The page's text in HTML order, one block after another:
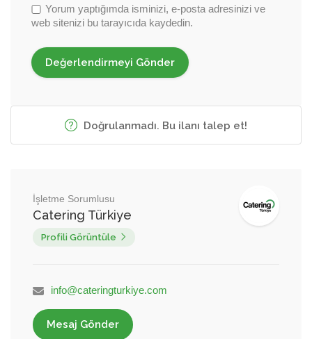
Yorum yaptığımda isminizi, e-posta adresinizi ve
web sitenizi bu tarayıcıda kaydedin.
Doğrulanmadı. Bu ilanı talep et!
İşletme Sorumlusu
Catering Türkiye
Profili Görüntüle
info@cateringturkiye.com
Mesaj Gönder